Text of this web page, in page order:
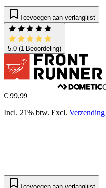
Toevoegen aan verlanglijst
5.0 (1 Beoordeling)
€ 99,99
Incl. 21% btw. Excl. Verzending
Toevoegen aan verlanglijst